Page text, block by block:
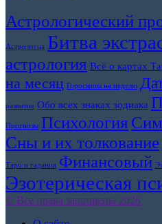
Астрологический
Астрология Битва
астрология Всё о картах
на месяц Гороскопы на неделю
развитие Обо всех знаках зодиака
Прогнозы Психология
Сны и их толкование
Таро и гадания Финансовый
Эзотерическая
© Все права защищены 2026